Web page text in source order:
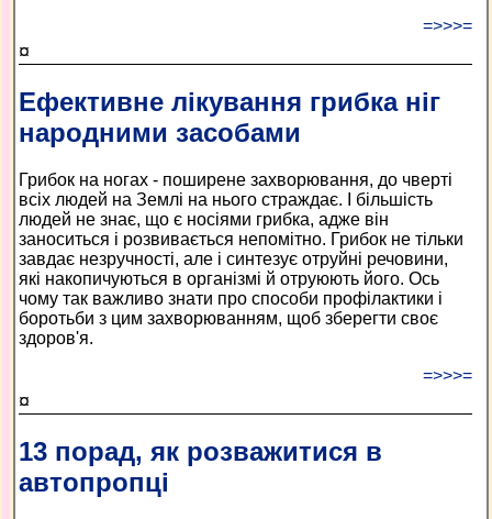
=>>>=
¤
Ефективне лікування грибка ніг
народними засобами
Грибок на ногах - поширене захворювання, до чверті
всіх людей на Землі на нього страждає. І більшість
людей не знає, що є носіями грибка, адже він
заноситься і розвивається непомітно. Грибок не тільки
завдає незручності, але і синтезує отруйні речовини,
які накопичуються в організмі й отруюють його. Ось
чому так важливо знати про способи профілактики і
боротьби з цим захворюванням, щоб зберегти своє
здоров'я.
=>>>=
¤
13 порад, як розважитися в
автопропці